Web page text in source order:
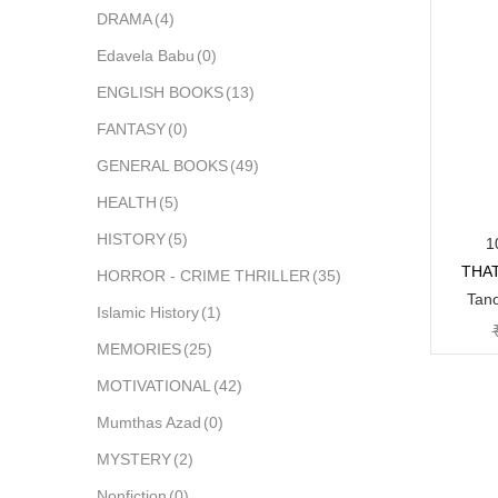
DRAMA(4)
Edavela Babu (0)
ENGLISH BOOKS(13)
FANTASY(0)
GENERAL BOOKS(49)
HEALTH (5)
HISTORY(5)
HORROR - CRIME THRILLER (35)
Islamic History(1)
MEMORIES(25)
MOTIVATIONAL (42)
Mumthas Azad (0)
MYSTERY(2)